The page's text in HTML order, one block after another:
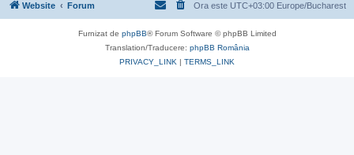
Website Forum Ora este UTC+03:00 Europe/Bucharest
Furnizat de phpBB® Forum Software © phpBB Limited
Translation/Traducere: phpBB România
PRIVACY_LINK | TERMS_LINK